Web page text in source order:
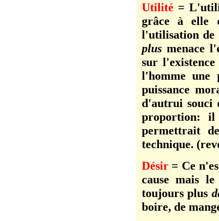
Utilité =
grâce à elle
l'utilisation
plus menace
sur
l'homme une
puissance
d'autrui souci
proportion:
permettrait
technique.
Désir= Ce
cause mais
toujours plus
boire, de